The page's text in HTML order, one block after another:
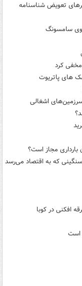
تعویض شناسنامه
سامسونگ
کرد
های پاتریوت
اشغالی
بارداری مجاز است؟
که به اقتصاد می‌رسد
افکنی در کوبا
است